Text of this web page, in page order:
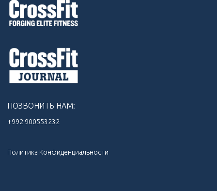
ПОЗВОНИТЬ НАМ:
+992 900553232‬
Политика Конфиденциальности